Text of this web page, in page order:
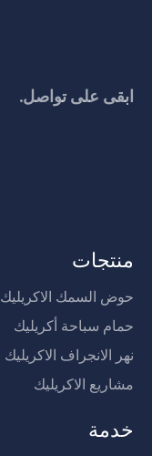
ابقى على تواصل.
منتجات
حوض السمك الاكريليك
حمام سباحة أكريليك
نهر الانجراف الاكريليك
مشاريع الاكريليك
خدمة